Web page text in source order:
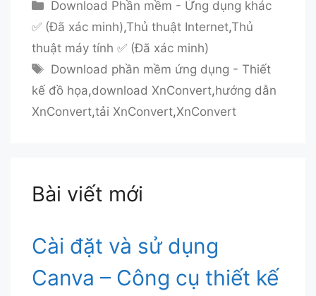
Danh
mục
Download Phần mềm - Ứng dụng khác
✅ (Đã xác minh),Thủ thuật Internet,Thủ
thuật máy tính ✅ (Đã xác minh)
Thẻ
Download phần mềm ứng dụng - Thiết
kế đồ họa,download XnConvert,hướng dẫn
XnConvert,tải XnConvert,XnConvert
Bài viết mới
Cài đặt và sử dụng
Canva – Công cụ thiết kế